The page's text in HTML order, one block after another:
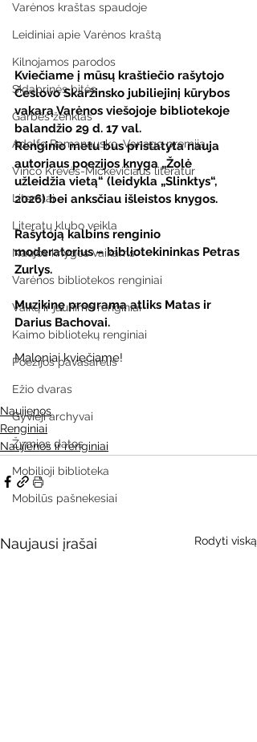
Varėnos kraštas spaudoje
Leidiniai apie Varėnos kraštą
Kilnojamos parodos
Sidabrinės bitės
Garbės ženklas
Adolfo Ramanausko–Vanago premija
Vinco Krėvės-Mickevičiaus literatūr
Literatai
Literatų klubo veikla
Naujos knygos vaikams
Varėnos bibliotekos renginiai
Vaikų ir jaunimo renginiai
Kaimo bibliotekų renginiai
Poezijos pavasarėlis
Ežio dvaras
Gyvieji archyvai
Žymios datos
Mobilioji biblioteka
Mobilūs pašnekesiai
Kviečiame į mūsų kraštiečio rašytojo
Česlovo Skaržinsko jubiliejinį kūrybos
vakarą Varėnos viešojoje bibliotekoje
balandžio 29 d. 17 val.
Renginio metu bus pristatyta nauja
autoriaus poezijos knyga „Žolė
užleidžia vietą“ (leidykla „Slinktys“,
2026) bei anksčiau išleistos knygos.
Rašytoją kalbins renginio
moderatorius – bibliotekininkas Petras
Zurlys.
Muzikinę programą atliks Matas ir
Darius Bachovai.
Maloniai kviečiame!
Naujienos
Renginiai
Naujienos ir renginiai
Naujausi įrašai Rodyti viską